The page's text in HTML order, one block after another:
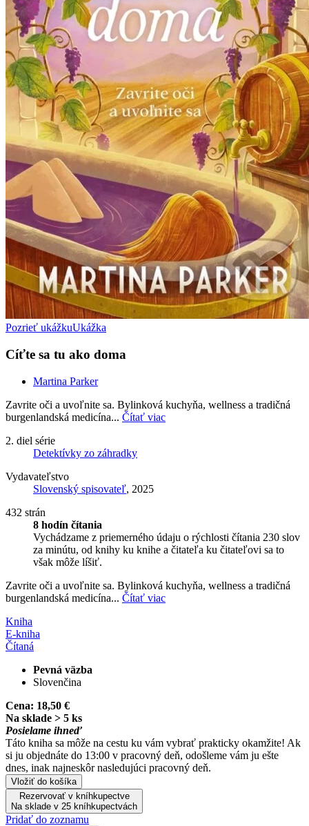
Pozrieť ukážkuUkážka
Cíťte sa tu ako doma
Martina Parker
Zavrite oči a uvoľnite sa. Bylinková kuchyňa, wellness a tradičná
burgenlandská medicína... Čítať viac
2. diel série
Detektívky zo záhradky
Vydavateľstvo
Slovenský spisovateľ, 2025
432 strán
8 hodín čítania
Vychádzame z priemerného údaju o rýchlosti čítania 230 slov
za minútu, od knihy ku knihe a čitateľa ku čitateľovi sa to
však môže líšiť.
Zavrite oči a uvoľnite sa. Bylinková kuchyňa, wellness a tradičná
burgenlandská medicína... Čítať viac
Kniha
E-kniha
Čítaná
Pevná väzba
Slovenčina
Cena: 18,50 €
Na sklade > 5 ks
Posielame ihneď
Táto kniha sa môže na cestu ku vám vybrať prakticky okamžite! Ak
si ju objednáte do 13:00 v pracovný deň, odošleme vám ju ešte
dnes, inak najneskôr nasledujúci pracovný deň.
Vložiť do košíka
Rezervovať v kníhkupectve
Na sklade v 25 kníhkupectvách
Pridať do zoznamu